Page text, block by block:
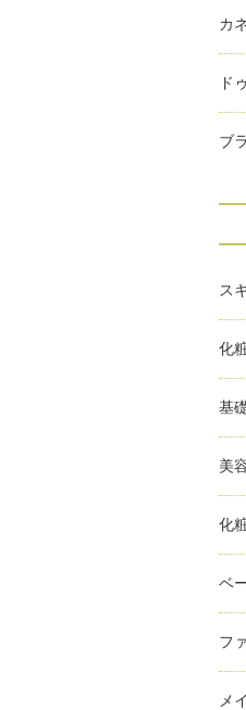
カ
ド
ブ
ス
化
基
美
化
ベ
フ
メ